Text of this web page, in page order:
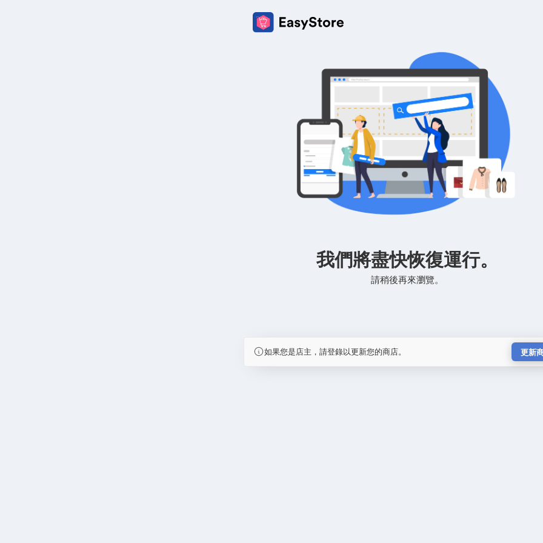
我們將盡快恢復運行。
請稍後再來瀏覽。
如果您是店主，請登錄以更新您的商店。 更新